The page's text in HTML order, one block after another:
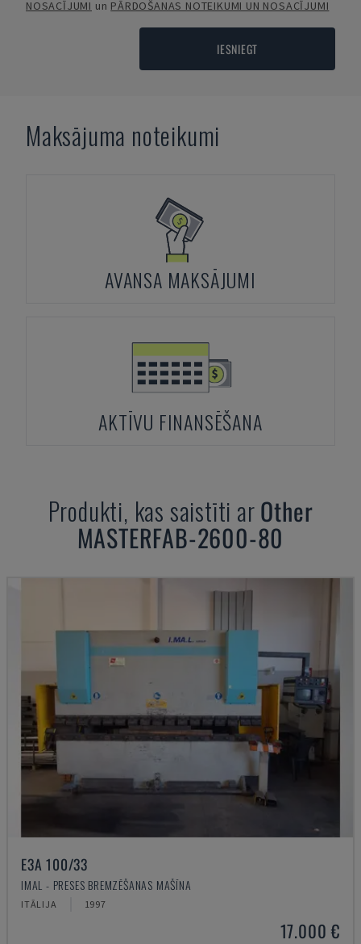
NOSACĪJUMI un PĀRDOŠANAS NOTEIKUMI UN NOSACĪJUMI
IESNIEGT
Maksājuma noteikumi
AVANSA MAKSĀJUMI
AKTĪVU FINANSĒŠANA
Produkti, kas saistīti arOther
MASTERFAB-2600-80
E3A 100/33
IMAL - PRESES BREMZĒŠANAS MAŠĪNA
ITĀLIJA 1997
17.000 €